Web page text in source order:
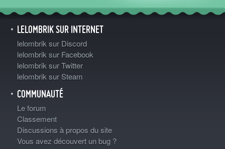
LELOMBRIK SUR INTERNET
lelombrik sur Discord
lelombrik sur Facebook
lelombrik sur Twitter
lelombrik sur Steam
COMMUNAUTÉ
Le forum
Classement
Discussions à propos du site
Vous avez découvert un bug ?